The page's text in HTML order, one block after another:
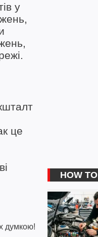
у
це
думкою!
HOW TO